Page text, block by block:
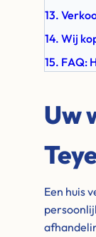
13.
14. Wij
15. FAQ:
Uw
Een huis